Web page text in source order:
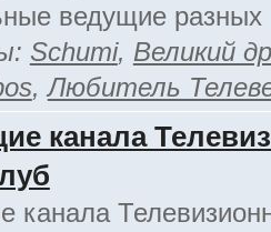
ведущие разных
Schumi, Великий
,Любитель
канала
канала